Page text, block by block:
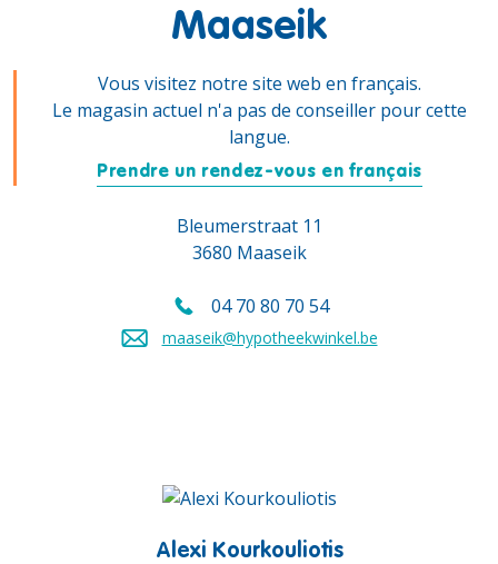
Maaseik
Vous visitez notre site web en français.
Le magasin actuel n'a pas de conseiller pour cette
langue.
Prendre un rendez-vous en français
Bleumerstraat 11
3680 Maaseik
Appelez-nous au
04 70 80 70 54
Envoyez un e-mail à
maaseik@hypotheekwinkel.be
Alexi Kourkouliotis